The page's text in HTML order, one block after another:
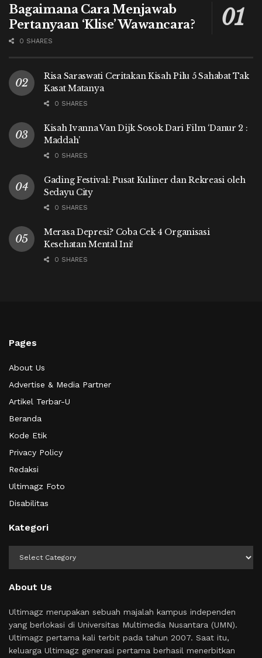
Bagaimana Cara Menjawab
Pertanyaan ‘Klise’ Wawancara?
0 SHARES
Risa Saraswati Ceritakan Kisah Pilu 5 Sahabat Tak
Kasat Matanya
0 SHARES
Kisah Ivanna Van Dijk Sosok Dari Film ‘Danur 2 :
Maddah’
0 SHARES
Gading Festival: Pusat Kuliner dan Rekreasi oleh
Sedayu City
0 SHARES
Merasa Depresi? Coba Cek 4 Organisasi
Kesehatan Mental Ini!
0 SHARES
Pages
About Us
Advertise & Media Partner
Artikel Terbar-U
Beranda
Kode Etik
Privacy Policy
Redaksi
Ultimagz Foto
Disabilitas
Kategori
About Us
Ultimagz merupakan sebuah majalah kampus independen
yang berlokasi di Universitas Multimedia Nusantara (UMN).
Ultimagz pertama kali terbit pada tahun 2007. Saat itu,
keluarga Ultimagz generasi pertama berhasil menerbitkan